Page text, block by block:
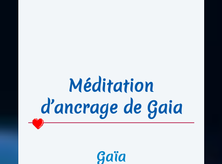
Méditation
d’ancrage de Gaia
Gaïa